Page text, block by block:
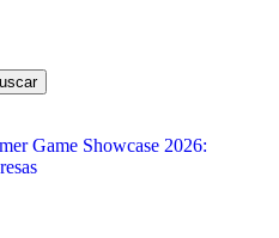
Game Showcase 2026: